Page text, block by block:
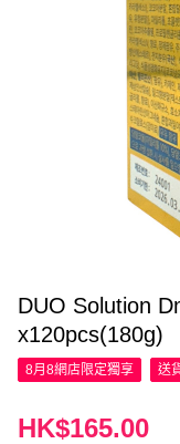
DUO Solution
x120pcs(180g)
8月8網店限定獨享 送
HK$165.00